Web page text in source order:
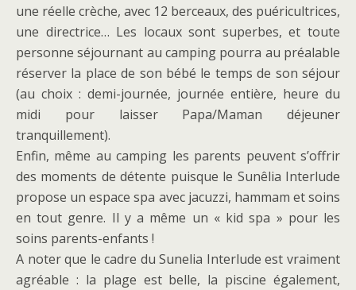
une réelle crèche, avec 12 berceaux, des puéricultrices,
une directrice… Les locaux sont superbes, et toute
personne séjournant au camping pourra au préalable
réserver la place de son bébé le temps de son séjour
(au choix : demi-journée, journée entière, heure du
midi pour laisser Papa/Maman déjeuner
tranquillement).
Enfin, même au camping les parents peuvent s’offrir
des moments de détente puisque le Sunêlia Interlude
propose un espace spa avec jacuzzi, hammam et soins
en tout genre. Il y a même un « kid spa » pour les
soins parents-enfants !
A noter que le cadre du Sunelia Interlude est vraiment
agréable : la plage est belle, la piscine également,